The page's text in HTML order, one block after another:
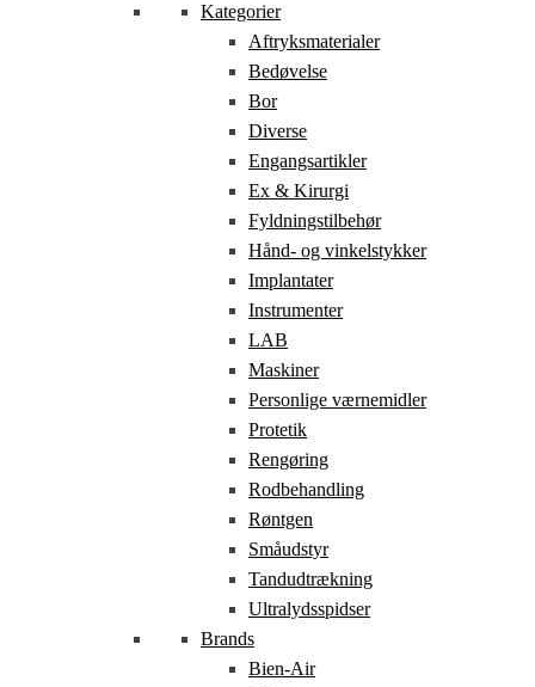
Kategorier
Aftryksmaterialer
Bedøvelse
Bor
Diverse
Engangsartikler
Ex & Kirurgi
Fyldningstilbehør
Hånd- og vinkelstykker
Implantater
Instrumenter
LAB
Maskiner
Personlige værnemidler
Protetik
Rengøring
Rodbehandling
Røntgen
Småudstyr
Tandudtrækning
Ultralydsspidser
Brands
Bien-Air